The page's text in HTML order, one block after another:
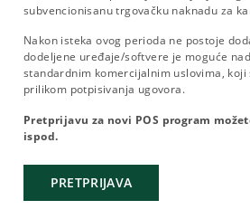
subvencionisanu trgovačku naknadu za
Nakon isteka ovog perioda ne postoje
dodeljene uređaje/softvere je moguće
standardnim komercijalnim uslovima,
prilikom potpisivanja ugovora.
Pretprijavu za novi POS program
ispod.
PRETPRIJAVA